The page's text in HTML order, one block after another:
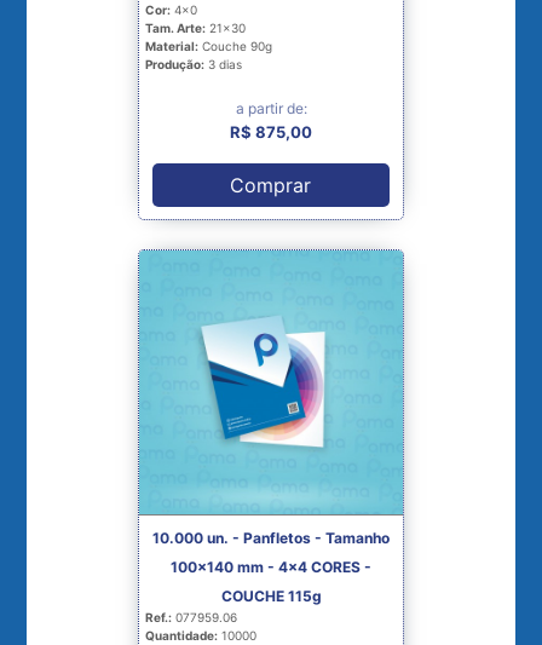
Cor: 4x0
Tam. Arte: 21x30
Material: Couche 90g
Produção: 3 dias
a partir de:
R$ 875,00
Comprar
10.000 un. - Panfletos - Tamanho
100x140 mm - 4x4 CORES -
COUCHE 115g
Ref.: 077959.06
Quantidade: 10000